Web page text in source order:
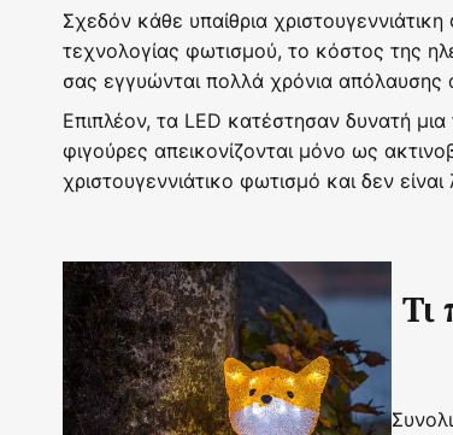
Σχεδόν κάθε υπαίθρια
τεχνολογίας φωτισμού, το κόστος της
σας εγγυώνται πολλά χρόνια
Επιπλέον, τα LED κατέστησαν δυνατή
φιγούρες απεικονίζονται μόνο ως
χριστουγεννιάτικο φωτισμό και δεν
Τι